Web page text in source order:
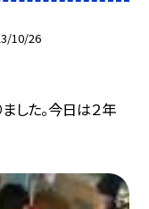
10/26
した。今日は２年